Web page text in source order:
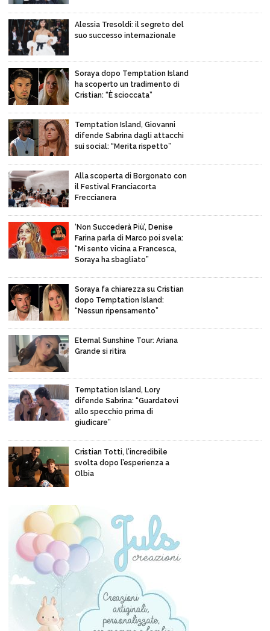
Alessia Tresoldi: il segreto del
suo successo internazionale
Soraya dopo Temptation Island
ha scoperto un tradimento di
Cristian: “È scioccata”
Temptation Island, Giovanni
difende Sabrina dagli attacchi
sui social: “Merita rispetto”
Alla scoperta di Borgonato con
il Festival Franciacorta
Freccianera
‘Non Succederà Più’, Denise
Farina parla di Marco poi svela:
“Mi sento vicina a Francesca,
Soraya ha sbagliato”
Soraya fa chiarezza su Cristian
dopo Temptation Island:
“Nessun ripensamento”
Eternal Sunshine Tour: Ariana
Grande si ritira
Temptation Island, Lory
difende Sabrina: “Guardatevi
allo specchio prima di
giudicare”
Cristian Totti, l’incredibile
svolta dopo l’esperienza a
Olbia